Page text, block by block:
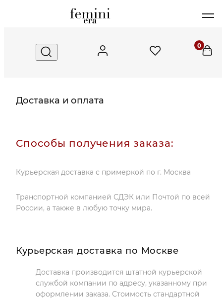
0
Доставка и оплата
Способы получения заказа:
Курьерская доставка с примеркой по г. Москва
Транспортной компанией СДЭК или Почтой по всей
России, а также в любую точку мира.
Курьерская доставка по Москве
Доставка производится штатной курьерской
службой компании по адресу, указанному при
оформлении заказа. Стоимость стандартной